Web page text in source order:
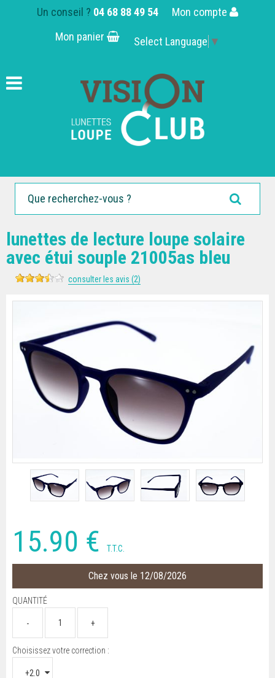
Un conseil ? 04 68 88 49 54
Mon compte
Mon panier
Select Language ▼
lunettes de lecture loupe solaire
avec étui souple 21005as bleu
consulter les avis (2)
15.90 € T.T.C.
Chez vous le 12/08/2026
QUANTITÉ
Choisissez votre correction :